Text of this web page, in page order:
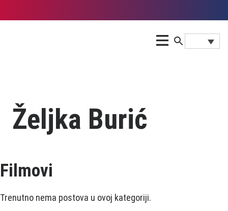
Željka Burić
Filmovi
Trenutno nema postova u ovoj kategoriji.